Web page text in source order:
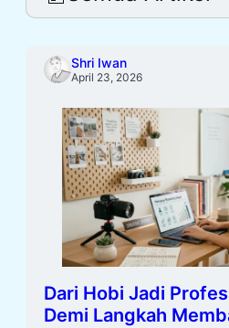
Shri Iwan
April 23, 2026
Dari Hobi Jadi
Demi Langkah